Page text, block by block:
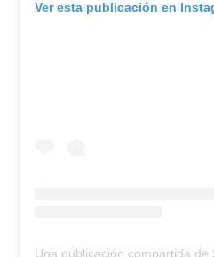
Ver esta publicación en